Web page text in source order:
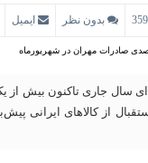
بدون نظر ایمیل
از کالاهای ایرانی